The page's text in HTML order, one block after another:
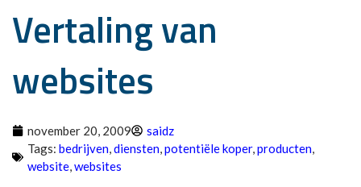
Vertaling van
websites
november 20, 2009
saidz
Tags: bedrijven,diensten,potentiële koper,producten,
website,websites